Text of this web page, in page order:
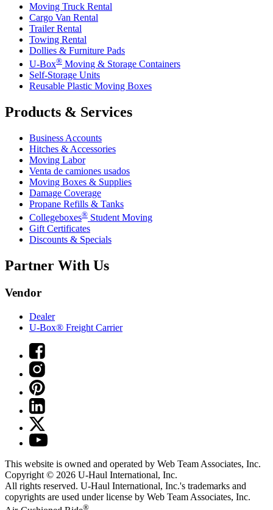
Moving Truck Rental
Cargo Van Rental
Trailer Rental
Towing Rental
Dollies & Furniture Pads
U-Box® Moving & Storage Containers
Self-Storage Units
Reusable Plastic Moving Boxes
Products & Services
Business Accounts
Hitches & Accessories
Moving Labor
Venta de camiones usados
Moving Boxes & Supplies
Damage Coverage
Propane Refills & Tanks
Collegeboxes® Student Moving
Gift Certificates
Discounts & Specials
Partner With Us
Vendor
Dealer
U-Box® Freight Carrier
This website is owned and operated by Web Team Associates, Inc.
Copyright © 2026 U-Haul International, Inc.
All rights reserved. U-Haul International, Inc.'s trademarks and
copyrights are used under license by Web Team Associates, Inc.
®